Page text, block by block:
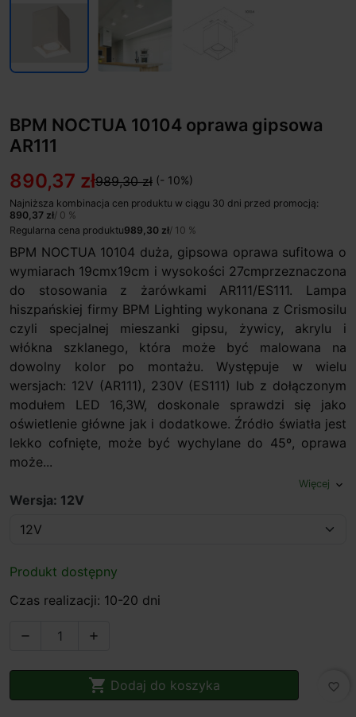
BPM NOCTUA 10104 oprawa gipsowa
AR111
890,37 zł989,30 zł (- 10%)
Najniższa kombinacja cen produktu w ciągu 30 dni przed promocją:
890,37 zł/ 0 %
Regularna cena produktu989,30 zł/ 10 %
BPM NOCTUA 10104 duża, gipsowa oprawa sufitowa o
wymiarach 19cmx19cm i wysokości 27cmprzeznaczona
do stosowania z żarówkami AR111/ES111. Lampa
hiszpańskiej firmy BPM Lighting wykonana z Crismosilu
czyli specjalnej mieszanki gipsu, żywicy, akrylu i
włókna szklanego, która może być malowana na
dowolny kolor po montażu. Występuje w wielu
wersjach: 12V (AR111), 230V (ES111) lub z dołączonym
modułem LED 16,3W, doskonale sprawdzi się jako
oświetlenie główne jak i dodatkowe. Źródło światła jest
lekko cofnięte, może być wychylane do 45º, oprawa
może...
Więcej expand_more
Wersja: 12V
Produkt dostępny
Czas realizacji: 10-20 dni
 
 Dodaj do koszyka favorite_border